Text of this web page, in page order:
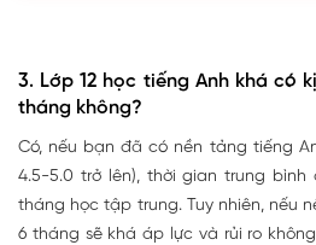
3. Lớp 12 học tiếng Anh khá có
tháng không?
Có, nếu bạn đã có nền tảng tiếng
4.5-5.0 trở lên), thời gian trung bình
tháng học tập trung. Tuy nhiên, nếu
6 tháng sẽ khá áp lực và rủi ro